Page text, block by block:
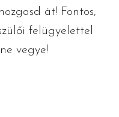
át! Fontos,
felügyelettel
vegye!